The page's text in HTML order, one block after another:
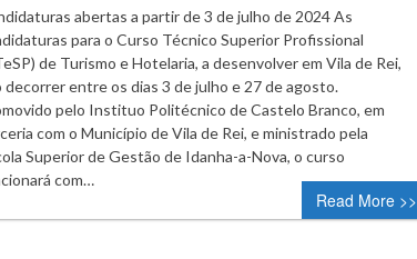
abertas a partir de 3 de julho de 2024 As
para o Curso Técnico Superior Profissional
de Turismo e Hotelaria, a desenvolver em Vila de Rei,
decorrer entre os dias 3 de julho e 27 de agosto.
pelo Instituo Politécnico de Castelo Branco, em
com o Município de Vila de Rei, e ministrado pela
Superior de Gestão de Idanha-a-Nova, o curso
com…
Read More >>